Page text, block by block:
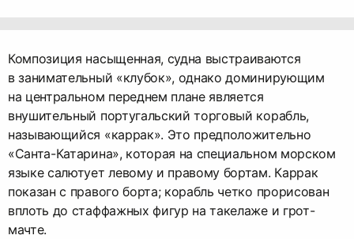
Композиция насыщенная, судна выстраиваются
в занимательный «клубок», однако доминирующим
на центральном переднем плане является
внушительный португальский торговый корабль,
называющийся «каррак». Это предположительно
«Санта-Катарина», которая на специальном морском
языке салютует левому и правому бортам. Каррак
показан с правого борта; корабль четко прорисован
вплоть до стаффажных фигур на такелаже и грот-
мачте.